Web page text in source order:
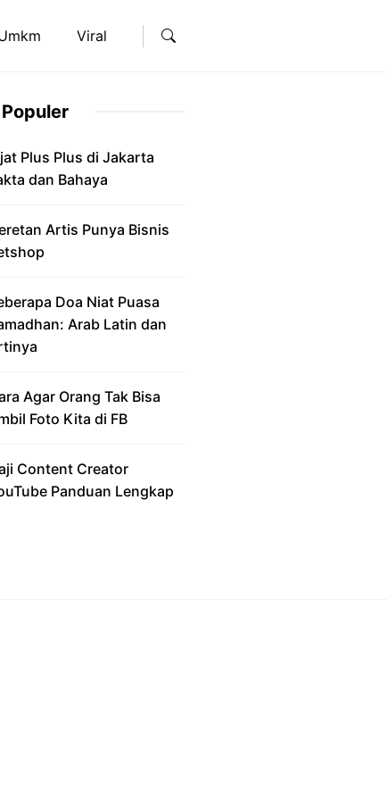
Viral
Plus Plus di Jakarta
dan Bahaya
Artis Punya Bisnis
Doa Niat Puasa
Arab Latin dan
Agar Orang Tak Bisa
Foto Kita di FB
Content Creator
Panduan Lengkap